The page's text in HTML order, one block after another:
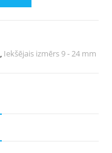
, Iekšējais izmērs 9 - 24 mm